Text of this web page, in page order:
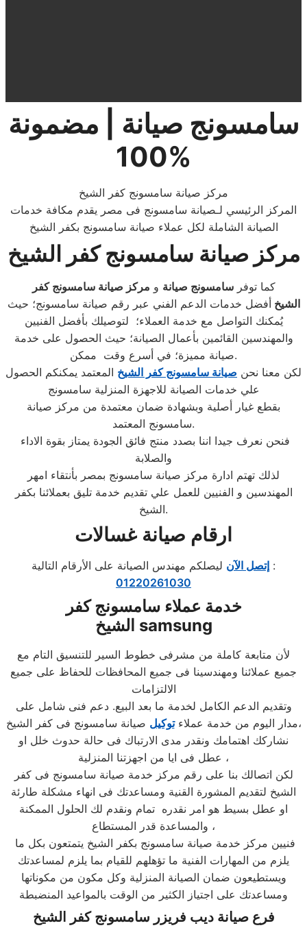
سامسونج صيانة | مضمونة
100%
مركز صيانة سامسونج كفر الشيخ
المركز الرئيسي لـصيانة سامسونج فى مصر يقدم مكافة خدمات
الصيانة الشاملة لكل عملاء صيانة سامسونج بكفر الشيخ
مركز صيانة سامسونج كفر الشيخ
كما توفرسامسونج صيانة و مركز صيانة سامسونج كفر
الشيخ أفضل خدمات الدعم الفني عبر رقم صيانة سامسونج؛ حيث
يُمكنك التواصل مع خدمة العملاء؛ لتوصيلك بأفضل الفنيين
والمهندسين القائمين بأعمال الصيانة؛ حيث الحصول على خدمة
صيانة مميزة؛ في أسرع وقت ممكن.
لكن معنا نحن صيانة سامسونج كفر الشيخ المعتمد يمكنكم الحصول
علي خدمات الصيانة للاجهزة المنزلية سامسونج
بقطع غيار أصلية وبشهادة ضمان معتمدة من مركز صيانة
سامسونج المعتمد.
والصلابة
لذلك تهتم ادارة مركز صيانة سامسونج بمصر بأنتقاء امهر
المهندسين و الفنيين للعمل علي تقديم خدمة تليق بعملائنا بكفر
الشيخ.
ارقام صيانة غسالات
إتصل الآن ليصلكم مهندس الصيانة على الأرقام التالية :
01220261030
خدمة عملاءسامسونج كفر
الشيخ samsung
لأن متابعة كاملة من مشرفى خطوط السير للتنسيق التام مع
جميع عملائنا ومهندسينا فى جميع المحافظات للحفاظ على جميع
الالتزامات
وتقديم الدعم الكامل لخدمة ما بعد البيع. دعم فنى شامل على
مدار اليوم من خدمة عملاءتوكيل
صيانة سامسونج فى كفر الشيخ،
نشاركك اهتمامك ونقدر مدى الارتباك فى حالة حدوث خلل او
عطل فى ايا من اجهزتنا المنزلية ،
لكن اتصالك بنا على رقم مركز خدمة صيانة سامسونج فى كفر
الشيخ لتقديم المشورة القنية ومساعدتك فى انهاء مشكلة طارئة
او عطل بسيط هو امر نقدره تمام ونقدم لك الحلول الممكنة
والمساعدة قدر المستطاع ،
يلزم من المهارات الفنية ما تؤهلهم للقيام بما يلزم لمساعدتك
ويستطيعون ضمان الصيانة المنزلية وكل مكون من مكوناتها
ومساعدتك على اجتياز الكثير من الوقت بالمواعيد المنضبطة
فرع صيانة ديب فريزر سامسونج كفر الشيخ